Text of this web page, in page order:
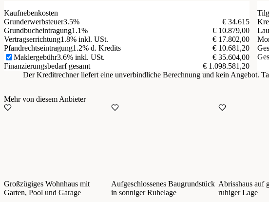
Kaufnebenkosten
Grunderwerbsteuer3.5%
€ 34.615
Grundbucheintragung1.1%
€ 10.879,00
Vertragserrichtung1.8% inkl. USt.
€ 17.802,00
Pfandrechtseintragung1.2% d. Kredits
€ 10.681,20
Maklergebühr3.6% inkl. USt.
€ 35.604,00
Finanzierungsbedarf gesamt
€ 1.098.581,20
Der Kreditrechner liefert eine unverbindliche Berechnung und kein Angebot.
Mehr von diesem Anbieter
Großzügiges Wohnhaus mit
Garten, Pool und Garage
Aufgeschlossenes Baugrundstück
in sonniger Ruhelage
Abrisshaus auf
ruhiger Lage